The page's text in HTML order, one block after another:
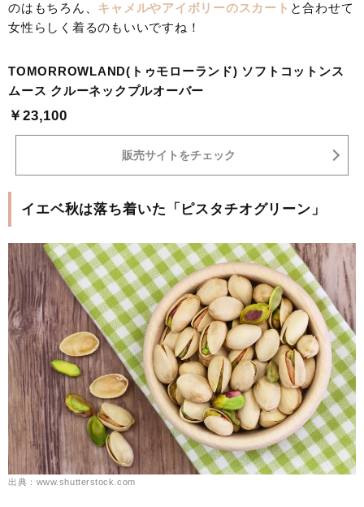
のはもちろん、 キャメルやアイボリーのスカート と合わせて
女性らしく着るのもいいですね！
TOMORROWLAND(トゥモローランド) ソフトコットンス
ムース クルーネックプルオーバー
￥23,100
販売サイトをチェック
イエベ秋は落ち着いた「ピスタチオグリーン」
出典：www.shutterstock.com